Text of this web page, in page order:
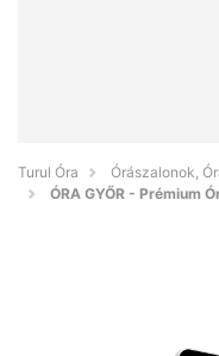
Turul Óra
Órászalonok,
ÓRA GYŐR - Prémium